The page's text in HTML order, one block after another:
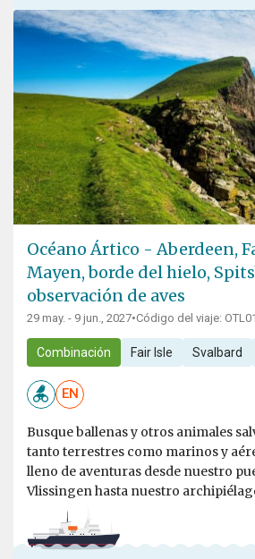
Océano Ártico - Aberdeen,
Mayen, borde del hielo,
observación de aves
29 may. - 9 jun., 2027•Código del viaje:
Combinación Fair Isle Svalbard
EN
Busque ballenas y otros animales
tanto terrestres como marinos y
lleno de aventuras desde nuestro
Vlissingen hasta nuestro